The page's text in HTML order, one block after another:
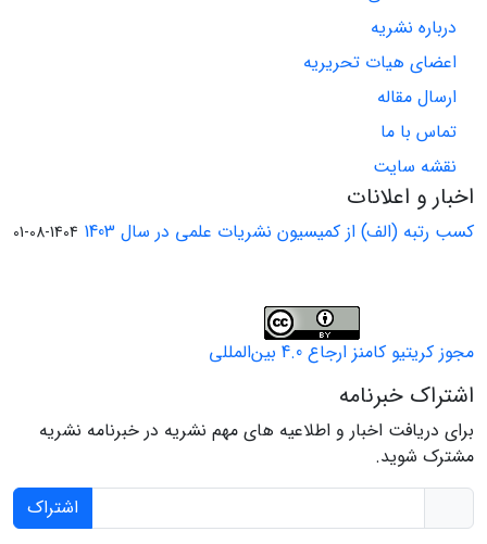
درباره نشریه
اعضای هیات تحریریه
ارسال مقاله
تماس با ما
نقشه سایت
اخبار و اعلانات
کسب رتبه (الف) از کمیسیون نشریات علمی در سال 1403 1404-08-01
مجوز کریتیو کامنز ارجاع 4.0 بین‌المللی
اشتراک خبرنامه
برای دریافت اخبار و اطلاعیه های مهم نشریه در خبرنامه نشریه
مشترک شوید.
اشتراک